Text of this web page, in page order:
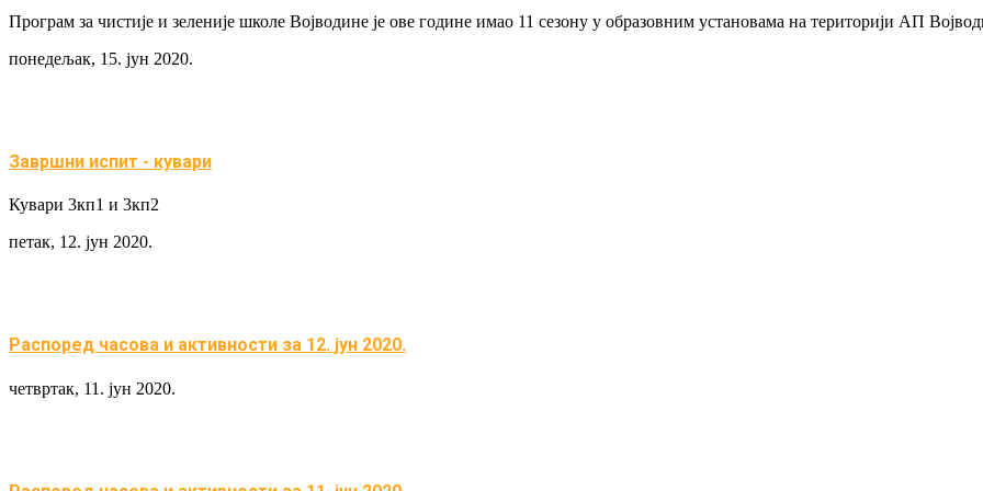
Програм за чистије и зеленије школе Војводине је ове године имао 11 сезону у образовним установама на територији АП
понедељак, 15. јун 2020.
Завршни испит - кувари
Кувари 3кп1 и 3кп2
петак, 12. јун 2020.
Распоред часова и активности за 12. јун 2020.
четвртак, 11. јун 2020.